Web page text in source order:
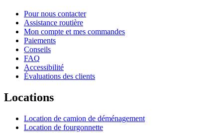
Pour nous contacter
Assistance routière
Mon compte et mes commandes
Paiements
Conseils
FAQ
Accessibilité
Évaluations des clients
Locations
Location de camion de déménagement
Location de fourgonnette